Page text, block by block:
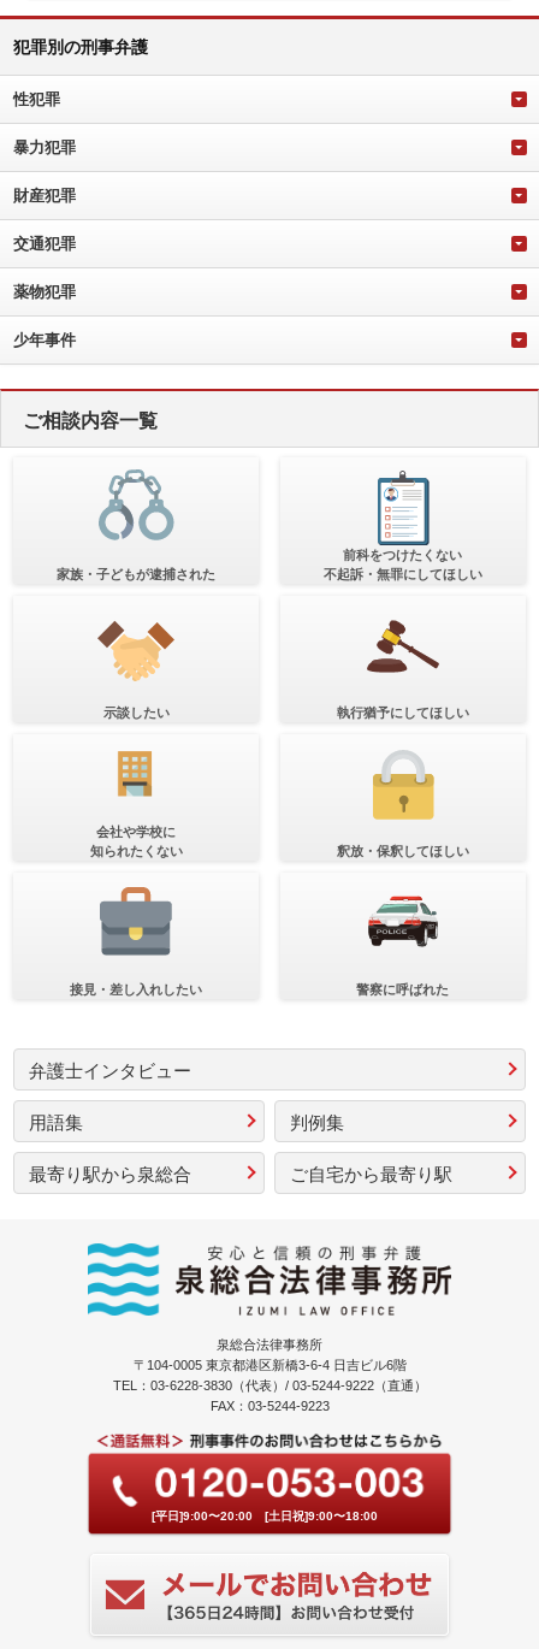
犯罪別の刑事弁護
性犯罪
暴力犯罪
財産犯罪
交通犯罪
薬物犯罪
少年事件
ご相談内容一覧
家族・子どもが逮捕された
前科をつけたくない
不起訴・無罪にしてほしい
示談したい 執行猶予にしてほしい
会社や学校に
知られたくない
釈放・保釈してほしい
接見・差し入れしたい 警察に呼ばれた
弁護士インタビュー
判例集
用語集
ご自宅から最寄り駅
最寄り駅から泉総合
泉総合法律事務所
〒104-0005 東京都港区新橋3-6-4 日吉ビル6階
TEL：03-6228-3830（代表）/ 03-5244-9222（直通）
FAX：03-5244-9223
[平日]9:00〜20:00 [土日祝]9:00〜18:00